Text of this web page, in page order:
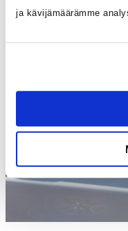
ja kävijämäärämme